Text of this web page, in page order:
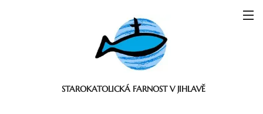
STAROKATOLICKÁ FARNOST V JIHLAVĚ